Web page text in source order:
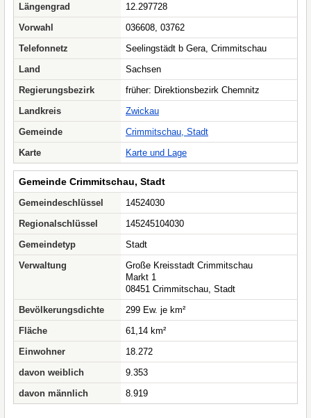
Längengrad
12.297728
Vorwahl
036608, 03762
Telefonnetz
Seelingstädt b Gera, Crimmitschau
Land
Sachsen
Regierungsbezirk
früher: Direktionsbezirk Chemnitz
Landkreis
Zwickau
Gemeinde
Crimmitschau, Stadt
Karte
Karte und Lage
Gemeinde Crimmitschau, Stadt
Gemeindeschlüssel
14524030
Regionalschlüssel
145245104030
Gemeindetyp
Stadt
Verwaltung
Große Kreisstadt Crimmitschau
Markt 1
08451 Crimmitschau, Stadt
Bevölkerungsdichte
299 Ew. je km²
Fläche
61,14 km²
Einwohner
18.272
davon weiblich
9.353
davon männlich
8.919